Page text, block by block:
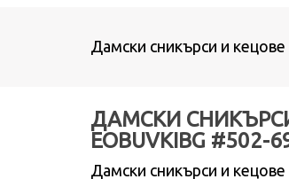
Дамски сникърси и кецове
ДАМСКИ
EOBUVKIBG #502-
Дамски сникърси и кецове